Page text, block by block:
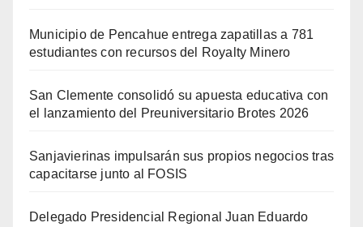
Municipio de Pencahue entrega zapatillas a 781
estudiantes con recursos del Royalty Minero
San Clemente consolidó su apuesta educativa con
el lanzamiento del Preuniversitario Brotes 2026
Sanjavierinas impulsarán sus propios negocios tras
capacitarse junto al FOSIS
Delegado Presidencial Regional Juan Eduardo